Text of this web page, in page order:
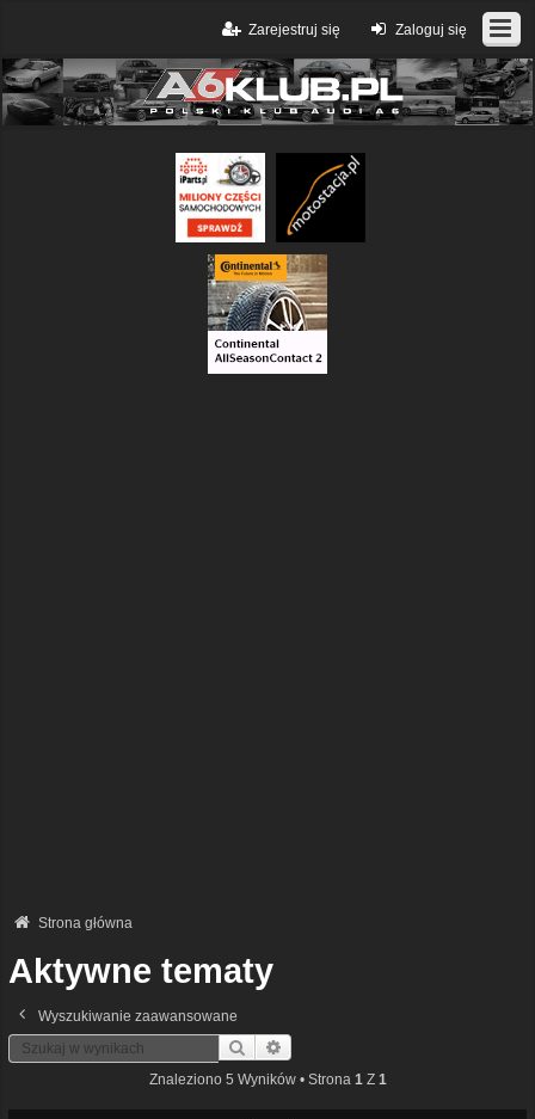
Zaloguj się
Zarejestruj się
Strona główna
Aktywne tematy
Wyszukiwanie zaawansowane
Szukaj
Znaleziono 5 Wyników • Strona 1 Z 1